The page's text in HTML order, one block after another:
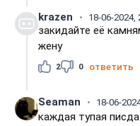
krazen 18-06-2024,
закидайте её
жену
2 0 ответить
Seaman 18-06-
каждая тупая